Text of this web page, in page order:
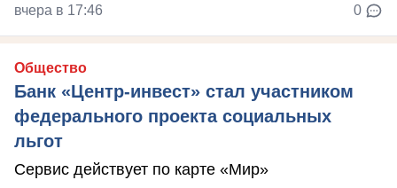
вчера в 17:46 0
Общество
Банк «Центр-инвест» стал участником
федерального проекта социальных
льгот
Сервис действует по карте «Мир»